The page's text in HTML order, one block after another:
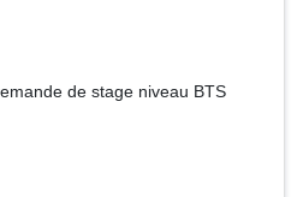
stage niveau BTS